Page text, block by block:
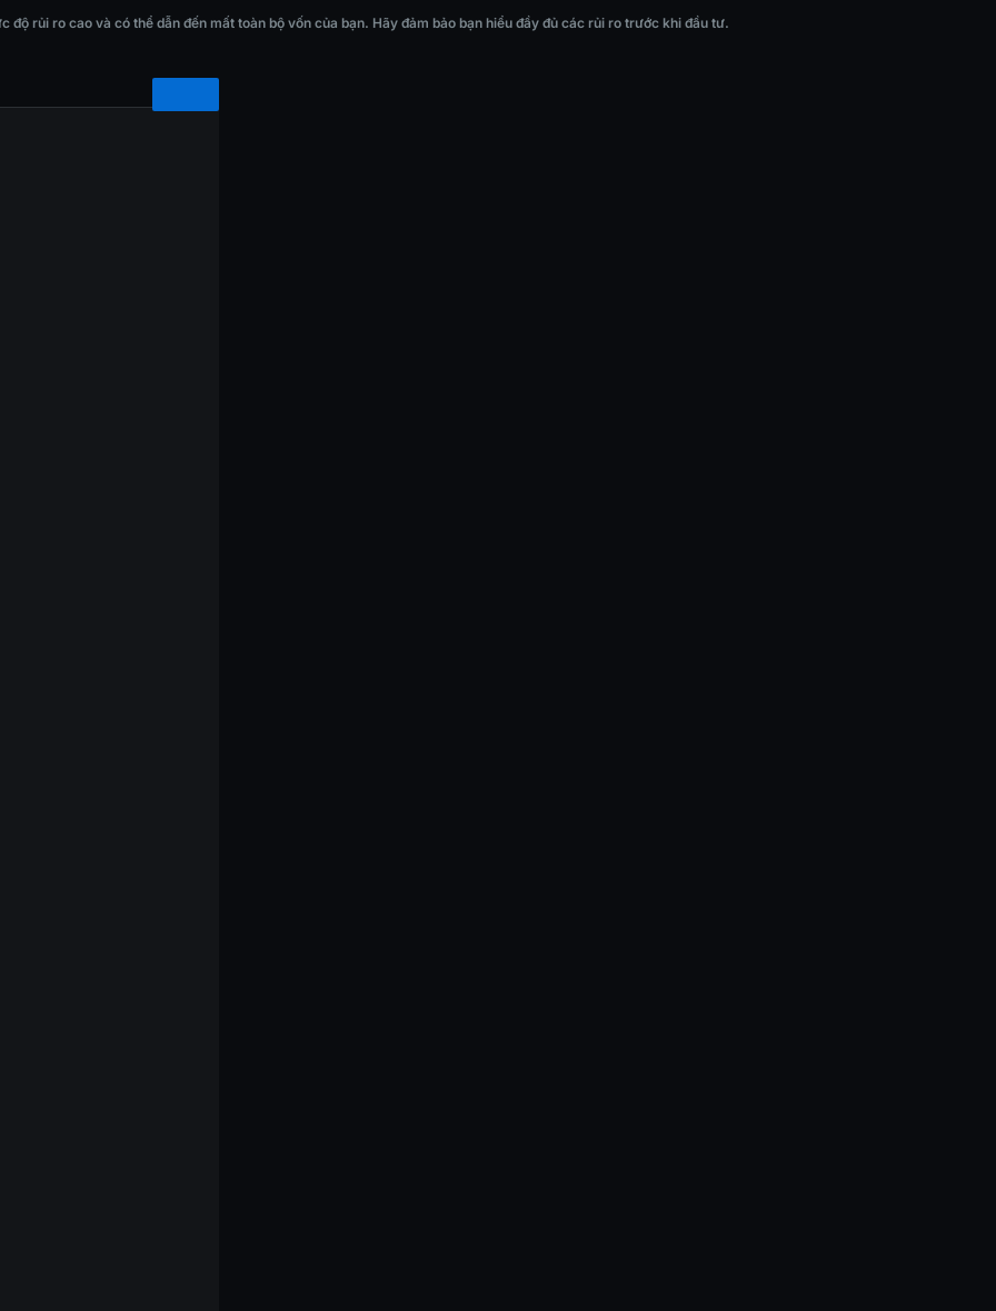
độ rủi ro cao và có thể dẫn đến mất toàn bộ vốn của bạn. Hãy đảm bảo bạn hiểu đầy đủ các rủi ro trước khi đầu tư.
đến mất toàn bộ vốn của bạn. Hãy đảm bảo bạn hiểu đầy đủ các rủi ro trước khi đầu tư.